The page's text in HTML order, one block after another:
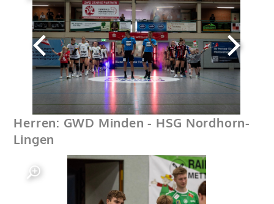
Herren: GWD Minden - HSG Nordhorn-
Lingen